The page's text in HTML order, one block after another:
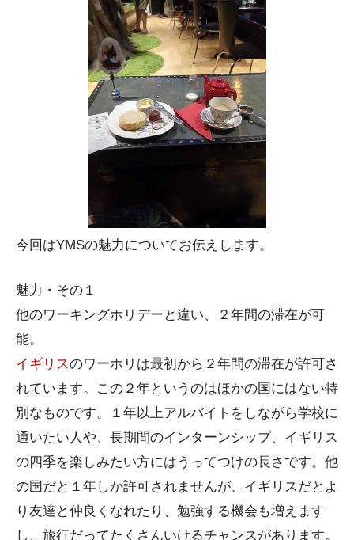
今回はYMSの魅力についてお伝えします。
魅力・その１
他のワーキングホリデーと違い、２年間の滞在が可
能。
イギリスのワーホリは最初から２年間の滞在が許可さ
れています。この２年というのはほかの国にはない特
別なものです。１年以上アルバイトをしながら学校に
通いたい人や、長期間のインターンシップ、イギリス
の四季を楽しみたい方にはうってつけの長さです。他
の国だと１年しか許可されませんが、イギリスだとよ
り友達と仲良くなれたり、勉強する機会も増えます
し、旅行だってたくさんいけるチャンスがあります。